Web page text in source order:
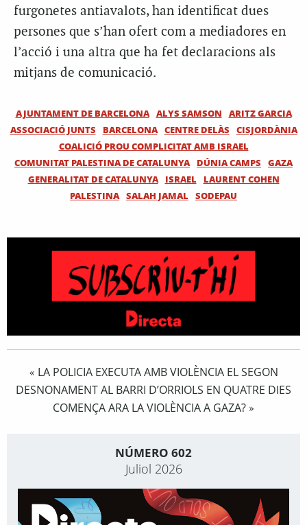
furgonetes antiavalots, han identificat dues
persones que s’han ofert com a mediadores en
l’acció i una altra que ha fet declaracions als
mitjans de comunicació.
AJUNTAMENT DE BARCELONA ALYS SAMSON
ARITZ GARCIA
ASSOCIACIÓ JUNTS
BARCELONA CENTRE DELÀS
CISJORDÀNIA
COALICIÓ PROU COMPLICITAT AMB ISRAEL
COMUNITAT PALESTINA DE CATALUNYA
DÚNIA CAMPS
GAZA
GENERALITAT DE CATALUNYA
ISRAEL
LAURENT COHEN
PALESTINA SALAH JAMAL SODEPAU
« LA POLICIA EXECUTA AMB VIOLÈNCIA EL SEGON
DESNONAMENT AL BARRI D’ORRIOLS EN QUATRE DIES
COMENÇA ARA LA VIOLÈNCIA A GAZA? »
NÚMERO 602
Juliol 2026